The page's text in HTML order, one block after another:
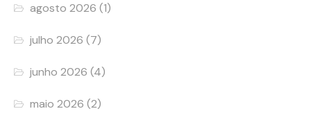
agosto 2026 (1)
julho 2026 (7)
junho 2026 (4)
maio 2026 (2)